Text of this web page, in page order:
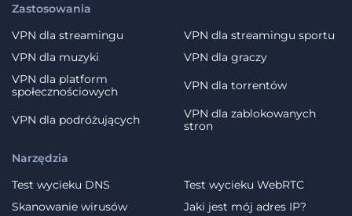
Zastosowania
VPN dla streamingu
VPN dla streamingu sportu
VPN dla muzyki
VPN dla graczy
VPN dla platform
społecznościowych
VPN dla torrentów
VPN dla podróżujących
VPN dla zablokowanych
stron
Narzędzia
Test wycieku DNS
Test wycieku WebRTC
Skanowanie wirusów
Jaki jest mój adres IP?